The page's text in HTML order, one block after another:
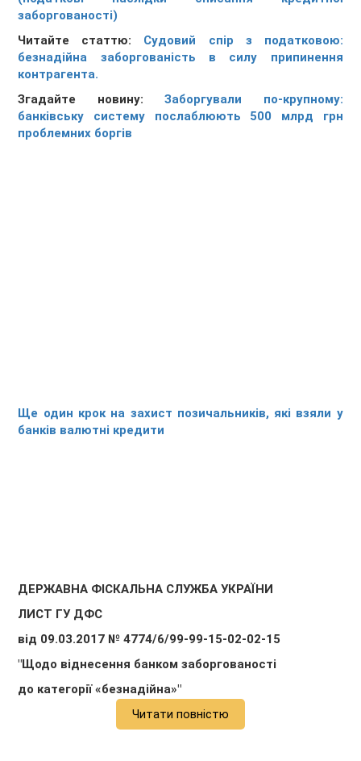
заборгованості)
Читайте статтю: Судовий спір з податковою:
безнадійна заборгованість в силу припинення
контрагента.
Згадайте новину:Заборгували по-крупному:
банківську систему послаблюють 500 млрд грн
проблемних боргів
Ще один крок на захист позичальників, які взяли у
банків валютні кредити
ДЕРЖАВНА ФІСКАЛЬНА СЛУЖБА УКРАЇНИ
ЛИСТ ГУ ДФС
від 09.03.2017 № 4774/6/99-99-15-02-02-15
"Щодо віднесення банком заборгованості
до категорії «безнадійна»"
Читати повністю